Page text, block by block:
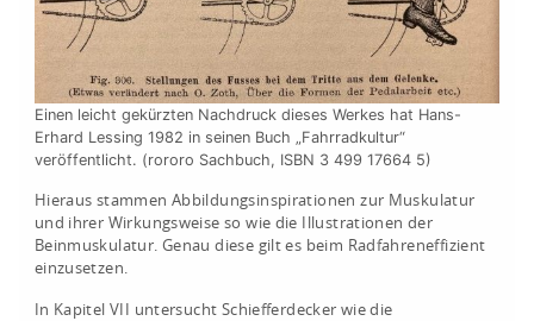
Einen leicht gekürzten Nachdruck dieses Werkes hat Hans-
Erhard Lessing 1982 in seinen Buch „Fahrradkultur“
veröffentlicht. (rororo Sachbuch, ISBN 3 499 17664 5)
Hieraus stammen Abbildungsinspirationen zur Muskulatur
und ihrer Wirkungsweise so wie die Illustrationen der
Beinmuskulatur. Genau diese gilt es beim Radfahreneffizient
einzusetzen.
In Kapitel VII untersucht Schiefferdecker wie die